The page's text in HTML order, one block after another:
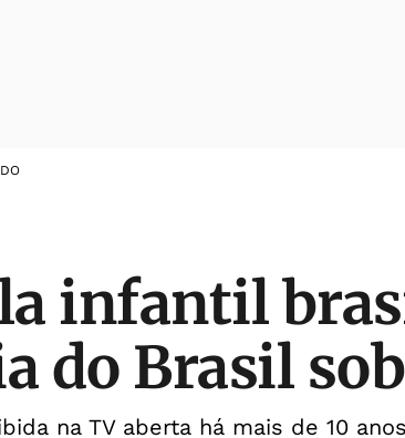
infantil
do Brasil
na TV aberta há mais de 10 anos